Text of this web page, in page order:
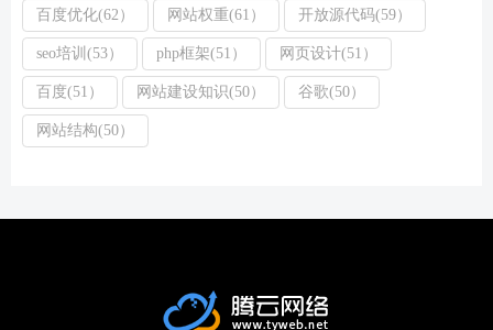
百度优化(62） 网站权重(61） 开放源代码(59）
seo培训(53） php框架(51） 网页设计(51）
百度(51） 网站建设知识(50） 谷歌(50）
网站结构(50）